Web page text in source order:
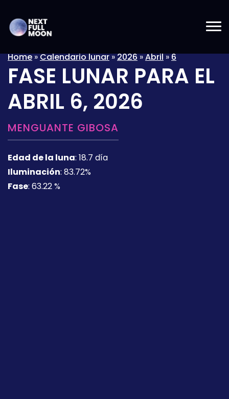
Home»Calendario lunar»2026»Abril»6
FASE LUNAR PARA EL
ABRIL 6, 2026
MENGUANTE GIBOSA
Edad de la luna: 18.7 día
Iluminación: 83.72%
Fase: 63.22 %